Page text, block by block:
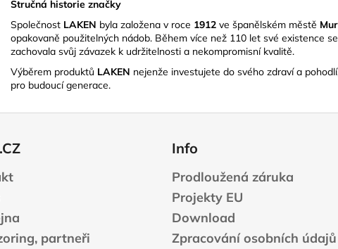
Stručná historie značky
Společnost LAKEN byla založena v roce 1912 ve španělském městě
opakovaně použitelných nádob. Během více než 110 let své existence
zachovala svůj závazek k udržitelnosti a nekompromisní kvalitě.
Výběrem produktů LAKEN nejenže investujete do svého zdraví a
pro budoucí generace.
partneři
Info
Prodloužená záruka
Projekty EU
Download
Zpracování osobních údajů